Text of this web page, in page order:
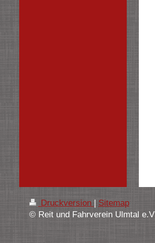
Druckversion | Sitemap
© Reit und Fahrverein Ulmtal e.V